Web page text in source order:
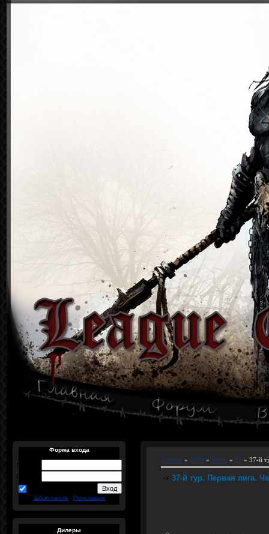
Форма входа
Логин:
Пароль:
Забыл пароль Регистрация
Дилеры
Главная » 2020 » Июнь » 21 » 37-й
37-й тур. Первая лига.